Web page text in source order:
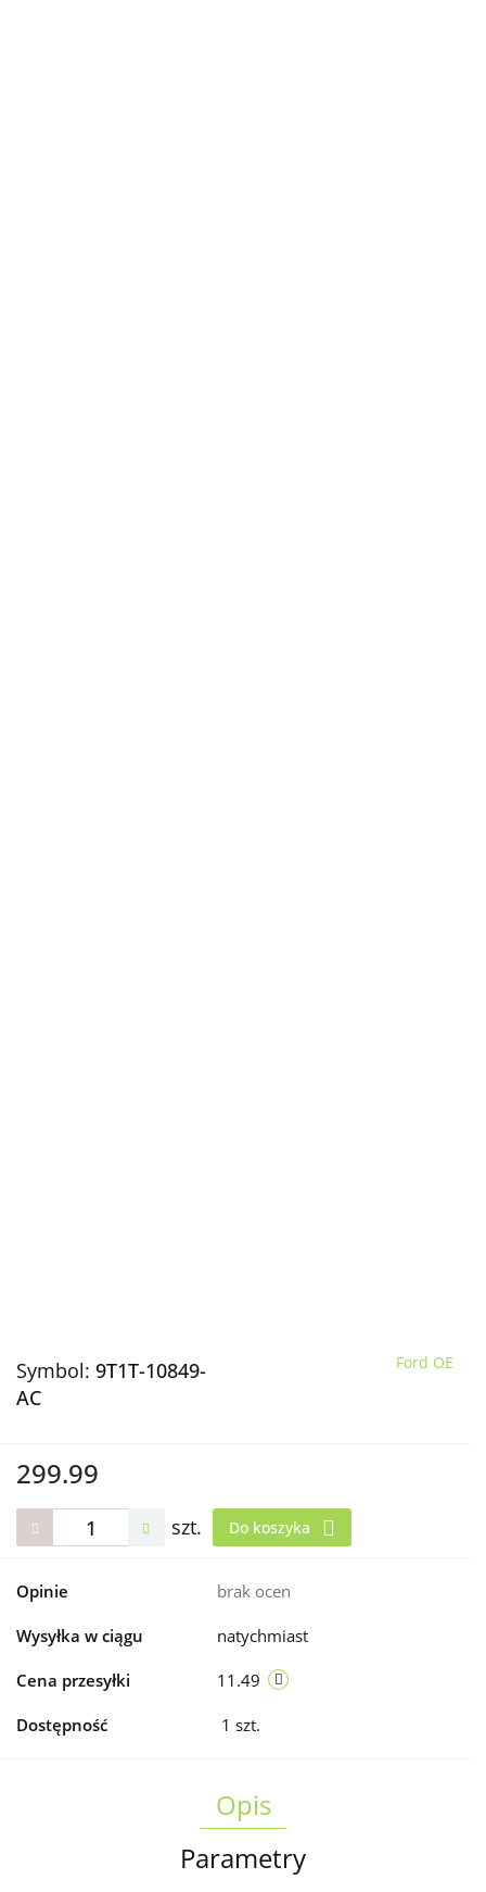
Symbol: 9T1T-10849-
AC
Ford OE
299.99
szt. Do koszyka
Opinie brak ocen
Wysyłka w ciągu natychmiast
Cena przesyłki 11.49
Dostępność 1 szt.
Opis
Parametry